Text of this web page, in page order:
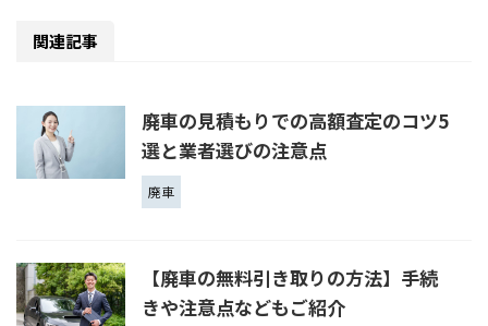
関連記事
廃車の見積もりでの高額査定のコツ5
選と業者選びの注意点
廃車
【廃車の無料引き取りの方法】手続
きや注意点などもご紹介